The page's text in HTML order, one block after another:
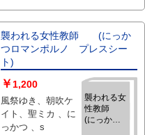
襲われる女性教師 (にっか
つロマンポルノ プレスシー
ト)
襲われる女
性教師
(にっかつ
￥1,200
風祭ゆき、朝吹ケ
イト、聖ミカ 、に
っかつ 、s